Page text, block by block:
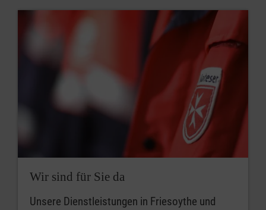
Wir sind für Sie da
Unsere Dienstleistungen in Friesoythe und